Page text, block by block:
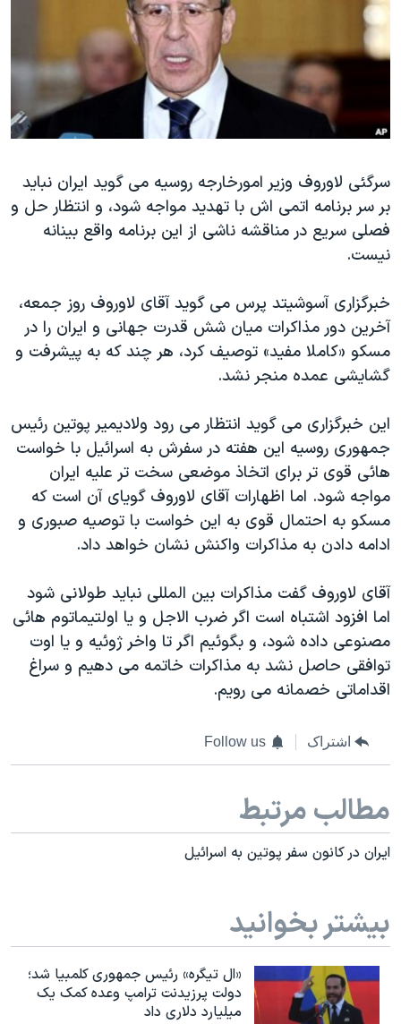
فرهنگ و زندگی
حقوق شهروندی
اقتصادی
علم و فناوری
گالری عکس
آرشیو پخش زنده
مستندها
انتخابات ریاست جمهوری آمریکا ۲۰۲۴
حمله جمهوری اسلامی به اسرائیل
رمز مهسا
اعتراضات زن، زندگی، آزادی
مجموعه مستندهای دادخواهی
تریبونال مردمی آبان ۹۸
چهل سال گروگان‌گیری
قانون شفافیت دارائی کادر رهبری ایران
اعتراضات مردمی آبان ۹۸
نرگس محمدی برنده جایزه نوبل صلح
همایش محافظه‌کاران آمریکا «سی‌پک»
صفحه‌های ویژه
سفر پرزیدنت ترامپ به چین
دنبال کنید
زبانهای مختلف
سرگئی لاوروف وزیر امورخارجه روسیه می گوید ایران نباید
بر سر برنامه اتمی اش با تهدید مواجه شود، و انتظار حل و
فصلی سریع در مناقشه ناشی از این برنامه واقع بینانه
نیست.
خبرگزاری آسوشیتد پرس می گوید آقای لاوروف روز جمعه،
آخرین دور مذاکرات میان شش قدرت جهانی و ایران را در
مسکو «کاملا مفید» توصیف کرد، هر چند که به پیشرفت و
گشایشی عمده منجر نشد.
این خبرگزاری می گوید انتظار می رود ولادیمیر پوتین رئیس
جمهوری روسیه این هفته در سفرش به اسرائیل با خواست
هائی قوی تر برای اتخاذ موضعی سخت تر علیه ایران
مواجه شود. اما اظهارات آقای لاوروف گویای آن است که
مسکو به احتمال قوی به این خواست با توصیه صبوری و
ادامه دادن به مذاکرات واکنش نشان خواهد داد.
آقای لاوروف گفت مذاکرات بین المللی نباید طولانی شود
اما افزود اشتباه است اگر ضرب الاجل و یا اولتیماتوم هائی
مصنوعی داده شود، و بگوئیم اگر تا واخر ژوئیه و یا اوت
توافقی حاصل نشد به مذاکرات خاتمه می دهیم و سراغ
اقداماتی خصمانه می رویم.
اشتراک Follow us
مطالب مرتبط
ایران در کانون سفر پوتین به اسرائیل
بیشتر بخوانید
«ال تیگره» رئیس جمهوری کلمبیا شد؛
دولت پرزیدنت ترامپ وعده کمک یک
میلیارد دلاری داد